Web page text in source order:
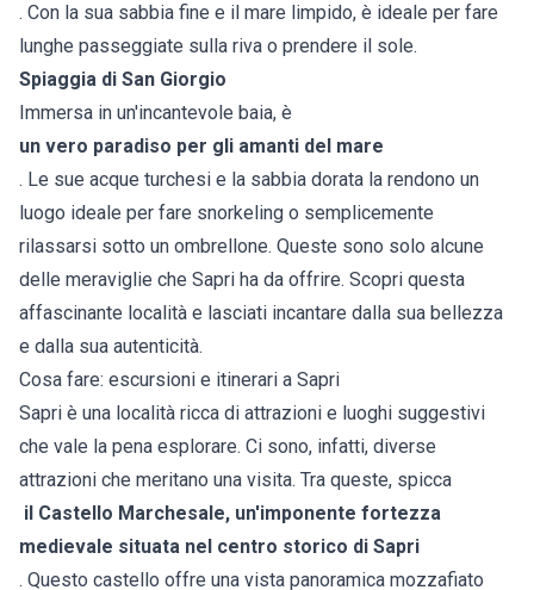
. Con la sua sabbia fine e il mare limpido, è ideale per fare
lunghe passeggiate sulla riva o prendere il sole.
Spiaggia di San Giorgio
Immersa in un'incantevole baia, è
un vero paradiso per gli amanti del mare
. Le sue acque turchesi e la sabbia dorata la rendono un
luogo ideale per fare snorkeling o semplicemente
rilassarsi sotto un ombrellone. Queste sono solo alcune
delle meraviglie che Sapri ha da offrire. Scopri questa
affascinante località e lasciati incantare dalla sua bellezza
e dalla sua autenticità.
Cosa fare: escursioni e itinerari a Sapri
Sapri è una località ricca di attrazioni e luoghi suggestivi
che vale la pena esplorare. Ci sono, infatti, diverse
attrazioni che meritano una visita. Tra queste, spicca
il Castello Marchesale, un'imponente fortezza
medievale situata nel centro storico di Sapri
. Questo castello offre una vista panoramica mozzafiato